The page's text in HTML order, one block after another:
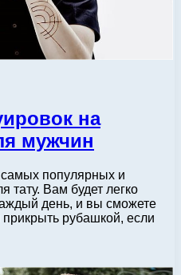
на
мужчин
популярных и
тату. Вам будет легко
день, и вы сможете
прикрыть рубашкой, если